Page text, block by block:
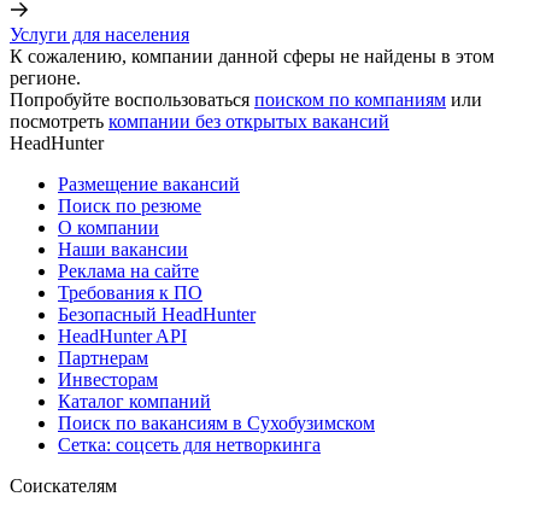
Услуги для населения
К сожалению, компании данной сферы не найдены в этом
регионе.
Попробуйте воспользоваться поиском по компаниям или
посмотреть компании без открытых вакансий
HeadHunter
Размещение вакансий
Поиск по резюме
О компании
Наши вакансии
Реклама на сайте
Требования к ПО
Безопасный HeadHunter
HeadHunter API
Партнерам
Инвесторам
Каталог компаний
Поиск по вакансиям в Сухобузимском
Сетка: соцсеть для нетворкинга
Соискателям